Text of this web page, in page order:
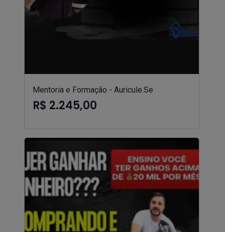
Mentoria e Formação - Auricule.Se
R$ 2.245,00